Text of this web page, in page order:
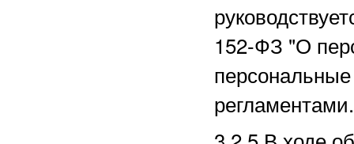
152-ФЗ "О
регламентами.